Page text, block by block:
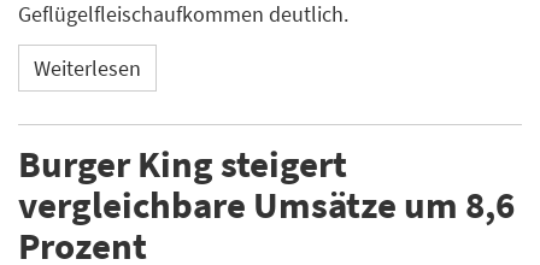
Geflügelfleischaufkommen deutlich.
Weiterlesen
Burger King steigert
vergleichbare Umsätze um 8,6
Prozent